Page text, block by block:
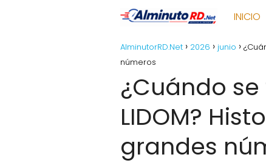
INICIO
AlminutorRD.Net 2026 junio
números
¿Cuándo
LIDOM?
grandes